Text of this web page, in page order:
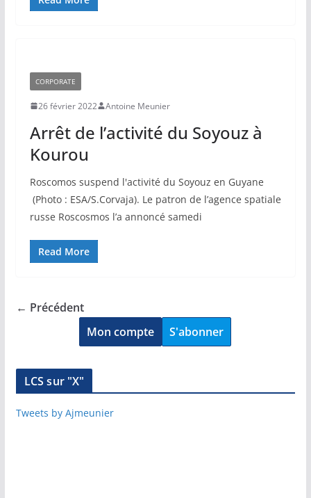
CORPORATE
26 février 2022 Antoine Meunier
Arrêt de l’activité du Soyouz à
Kourou
Roscomos suspend l'activité du Soyouz en Guyane
(Photo : ESA/S.Corvaja). Le patron de l’agence spatiale
russe Roscosmos l’a annoncé samedi
Read More
← Précédent
Mon compte
S'abonner
LCS sur "X"
Tweets by Ajmeunier